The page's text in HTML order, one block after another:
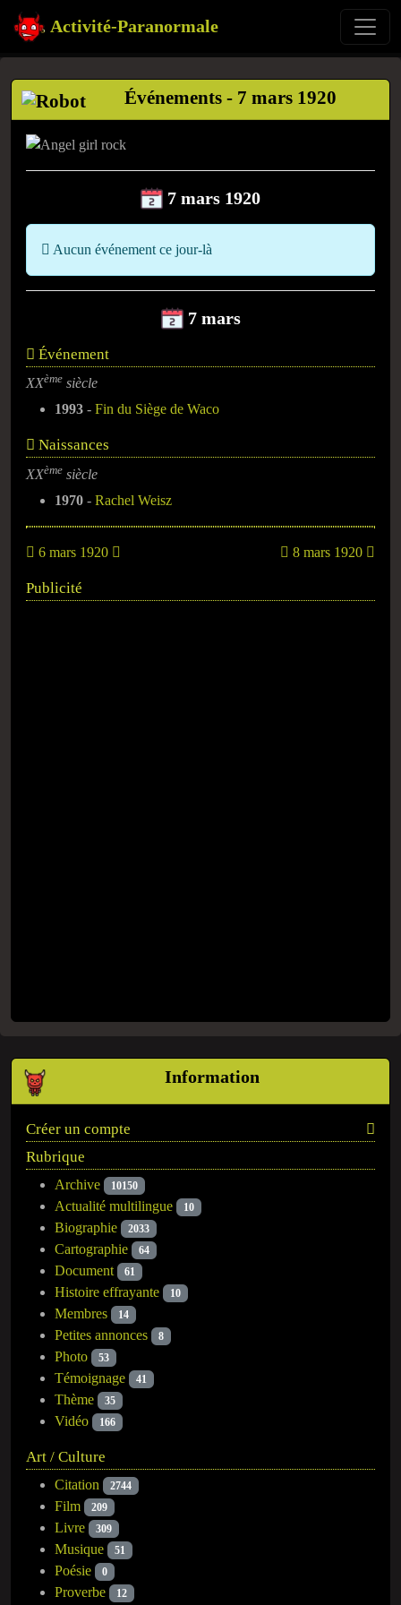
Activité-Paranormale
Information
Créer un compte
Rubrique
Archive 10150
Actualité multilingue 10
Biographie 2033
Cartographie 64
Document 61
Histoire effrayante 10
Membres 14
Petites annonces 8
Photo 53
Témoignage 41
Thème 35
Vidéo 166
Art / Culture
Citation 2744
Film 209
Livre 309
Musique 51
Poésie 0
Proverbe 12
Événements - 7 mars 1920
7 mars 1920
Aucun événement ce jour-là
7 mars
Événement
XXème siècle
1993 - Fin du Siège de Waco
Naissances
XXème siècle
1970 - Rachel Weisz
6 mars 1920 8 mars 1920
Publicité